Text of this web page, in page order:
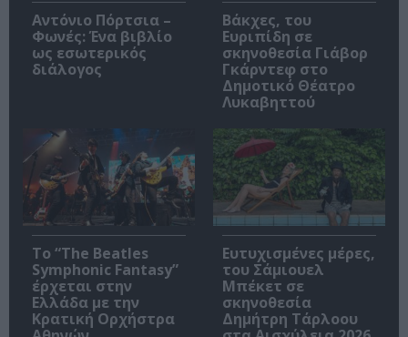
Αντόνιο Πόρτσια –
Φωνές: Ένα βιβλίο
ως εσωτερικός
διάλογος
Βάκχες, του
Ευριπίδη σε
σκηνοθεσία Γιάβορ
Γκάρντεφ στο
Δημοτικό Θέατρο
Λυκαβηττού
Το “The Beatles
Symphonic Fantasy”
έρχεται στην
Ελλάδα με την
Κρατική Ορχήστρα
Ευτυχισμένες μέρες,
του Σάμιουελ
Μπέκετ σε
σκηνοθεσία
Δημήτρη Τάρλοου